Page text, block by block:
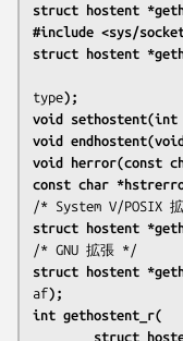
struct hostent
#include <sys/
struct hostent
type);
void sethostent(int
void
void herror(const
const char
struct hostent
struct hostent
af);
int gethostent_r(
struct